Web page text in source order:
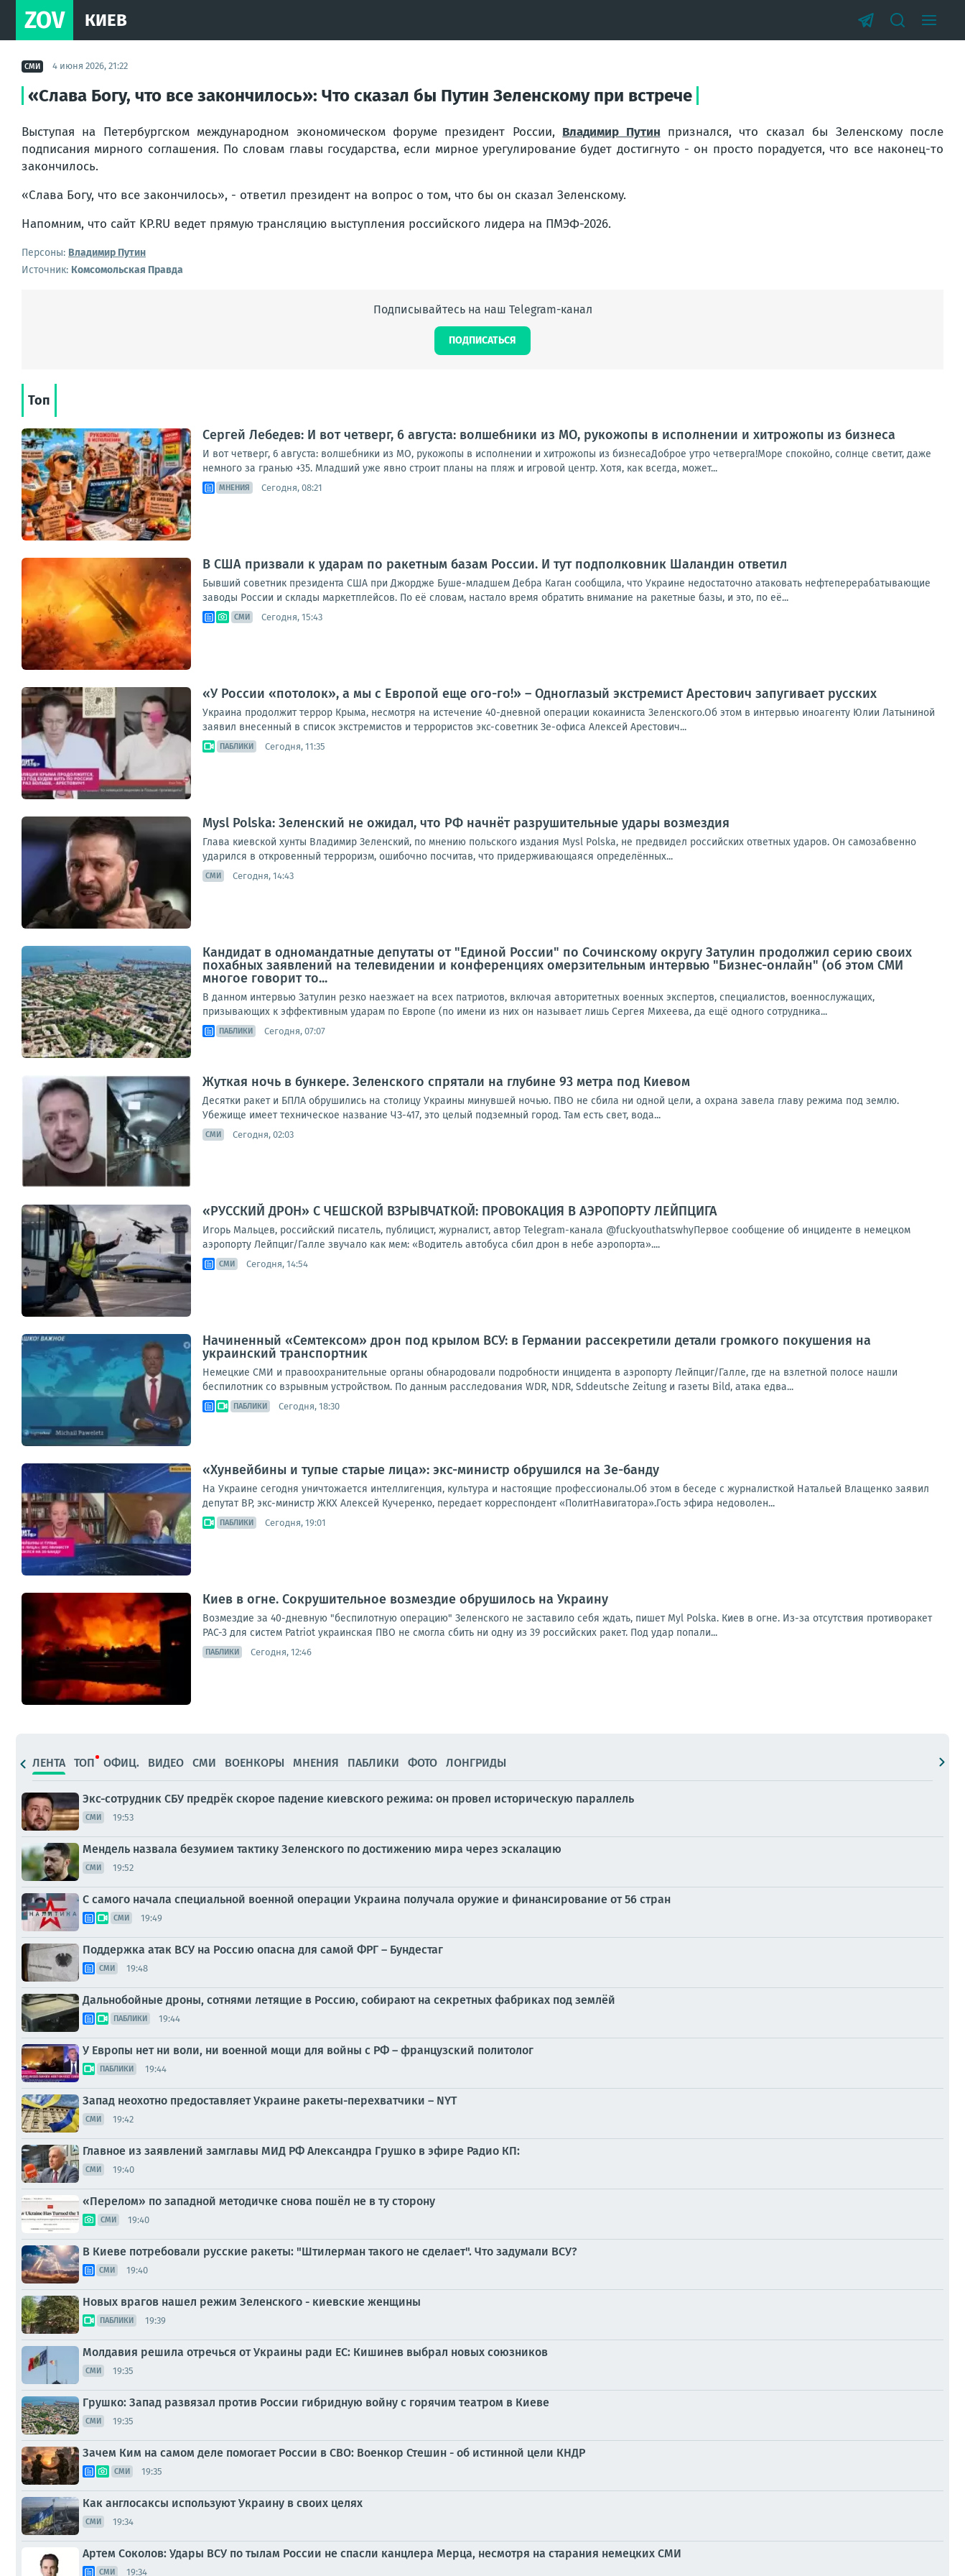
ZOV КИЕВ
СМИ 4 июня 2026, 21:22
«Слава Богу, что все закончилось»: Что сказал бы Путин Зеленскому при встрече
Выступая на Петербургском международном экономическом форуме президент России, Владимир Путин признался, что сказал бы Зеленскому после
подписания мирного соглашения. По словам главы государства, если мирное урегулирование будет достигнуто - он просто порадуется, что все наконец-то
закончилось.
«Слава Богу, что все закончилось», - ответил президент на вопрос о том, что бы он сказал Зеленскому.
Напомним, что сайт KP.RU ведет прямую трансляцию выступления российского лидера на ПМЭФ-2026.
Персоны: Владимир Путин
Источник: Комсомольская Правда
Подписывайтесь на наш Telegram-канал
ПОДПИСАТЬСЯ
Топ
Сергей Лебедев: И вот четверг, 6 августа: волшебники из МО, рукожопы в исполнении и хитрожопы из бизнеса
И вот четверг, 6 августа: волшебники из МО, рукожопы в исполнении и хитрожопы из бизнесаДоброе утро четверга!Море спокойно, солнце светит, даже
немного за гранью +35. Младший уже явно строит планы на пляж и игровой центр. Хотя, как всегда, может...
МНЕНИЯ Сегодня, 08:21
В США призвали к ударам по ракетным базам России. И тут подполковник Шаландин ответил
Бывший советник президента США при Джордже Буше-младшем Дебра Каган сообщила, что Украине недостаточно атаковать нефтеперерабатывающие
заводы России и склады маркетплейсов. По её словам, настало время обратить внимание на ракетные базы, и это, по её...
СМИ Сегодня, 15:43
«У России «потолок», а мы с Европой еще ого-го!» – Одноглазый экстремист Арестович запугивает русских
Украина продолжит террор Крыма, несмотря на истечение 40-дневной операции кокаиниста Зеленского.Об этом в интервью иноагенту Юлии Латыниной
заявил внесенный в список экстремистов и террористов экс-советник Зе-офиса Алексей Арестович...
ПАБЛИКИ Сегодня, 11:35
Mysl Polska: Зеленский не ожидал, что РФ начнёт разрушительные удары возмездия
Глава киевской хунты Владимир Зеленский, по мнению польского издания Mysl Polska, не предвидел российских ответных ударов. Он самозабвенно
ударился в откровенный терроризм, ошибочно посчитав, что придерживающаяся определённых...
СМИ Сегодня, 14:43
Кандидат в одномандатные депутаты от "Единой России" по Сочинскому округу Затулин продолжил серию своих
похабных заявлений на телевидении и конференциях омерзительным интервью "Бизнес-онлайн" (об этом СМИ
многое говорит то...
В данном интервью Затулин резко наезжает на всех патриотов, включая авторитетных военных экспертов, специалистов, военнослужащих,
призывающих к эффективным ударам по Европе (по имени из них он называет лишь Сергея Михеева, да ещё одного сотрудника...
ПАБЛИКИ Сегодня, 07:07
Жуткая ночь в бункере. Зеленского спрятали на глубине 93 метра под Киевом
Десятки ракет и БПЛА обрушились на столицу Украины минувшей ночью. ПВО не сбила ни одной цели, а охрана завела главу режима под землю.
Убежище имеет техническое название ЧЗ-417, это целый подземный город. Там есть свет, вода...
СМИ Сегодня, 02:03
«РУССКИЙ ДРОН» С ЧЕШСКОЙ ВЗРЫВЧАТКОЙ: ПРОВОКАЦИЯ В АЭРОПОРТУ ЛЕЙПЦИГА
Игорь Мальцев, российский писатель, публицист, журналист, автор Telegram-канала @fuckyouthatswhyПервое сообщение об инциденте в немецком
аэропорту Лейпциг/Галле звучало как мем: «Водитель автобуса сбил дрон в небе аэропорта»....
СМИ Сегодня, 14:54
Начиненный «Семтексом» дрон под крылом ВСУ: в Германии рассекретили детали громкого покушения на
украинский транспортник
Немецкие СМИ и правоохранительные органы обнародовали подробности инцидента в аэропорту Лейпциг/Галле, где на взлетной полосе нашли
беспилотник со взрывным устройством. По данным расследования WDR, NDR, Sddeutsche Zeitung и газеты Bild, атака едва...
ПАБЛИКИ Сегодня, 18:30
«Хунвейбины и тупые старые лица»: экс-министр обрушился на Зе-банду
На Украине сегодня уничтожается интеллигенция, культура и настоящие профессионалы.Об этом в беседе с журналисткой Натальей Влащенко заявил
депутат ВР, экс-министр ЖКХ Алексей Кучеренко, передает корреспондент «ПолитНавигатора».Гость эфира недоволен...
ПАБЛИКИ Сегодня, 19:01
Киев в огне. Сокрушительное возмездие обрушилось на Украину
Возмездие за 40-дневную "беспилотную операцию" Зеленского не заставило себя ждать, пишет Myl Polska. Киев в огне. Из-за отсутствия противоракет
PAC-3 для систем Patriot украинская ПВО не смогла сбить ни одну из 39 российских ракет. Под удар попали...
ПАБЛИКИ Сегодня, 12:46
ЛЕНТА ТОП ОФИЦ. ВИДЕО СМИ ВОЕНКОРЫ МНЕНИЯ ПАБЛИКИ ФОТО ЛОНГРИДЫ
Экс-сотрудник СБУ предрёк скорое падение киевского режима: он провел историческую параллель
СМИ 19:53
Мендель назвала безумием тактику Зеленского по достижению мира через эскалацию
СМИ 19:52
С самого начала специальной военной операции Украина получала оружие и финансирование от 56 стран
СМИ 19:49
Поддержка атак ВСУ на Россию опасна для самой ФРГ – Бундестаг
СМИ 19:48
Дальнобойные дроны, сотнями летящие в Россию, собирают на секретных фабриках под землёй
ПАБЛИКИ 19:44
У Европы нет ни воли, ни военной мощи для войны с РФ – французский политолог
ПАБЛИКИ 19:44
Запад неохотно предоставляет Украине ракеты-перехватчики – NYT
СМИ 19:42
Главное из заявлений замглавы МИД РФ Александра Грушко в эфире Радио КП:
СМИ 19:40
«Перелом» по западной методичке снова пошёл не в ту сторону
СМИ 19:40
В Киеве потребовали русские ракеты: "Штилерман такого не сделает". Что задумали ВСУ?
СМИ 19:40
Новых врагов нашел режим Зеленского - киевские женщины
ПАБЛИКИ 19:39
Молдавия решила отречься от Украины ради ЕС: Кишинев выбрал новых союзников
СМИ 19:35
Грушко: Запад развязал против России гибридную войну с горячим театром в Киеве
СМИ 19:35
Зачем Ким на самом деле помогает России в СВО: Военкор Стешин - об истинной цели КНДР
СМИ 19:35
Как англосаксы используют Украину в своих целях
СМИ 19:34
Артем Соколов: Удары ВСУ по тылам России не спасли канцлера Мерца, несмотря на старания немецких СМИ
СМИ 19:34